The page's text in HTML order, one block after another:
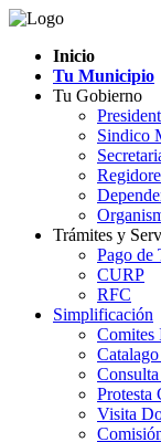
Inicio
Tu Municipio
Tu Gobierno
Sindico
Trámites y
Pago de
CURP
RFC
Simplificación
Comites
Protesta
Visita